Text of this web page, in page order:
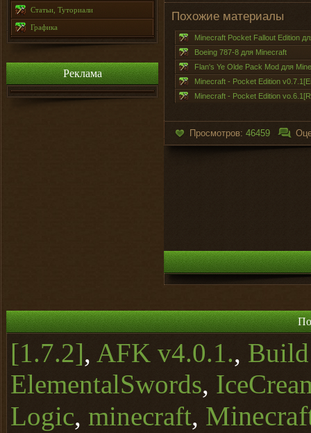
Статьи, Туториали
Графика
Реклама
Похожие материалы
Minecraft Pocket Fallout Edition
Boeing 787-8 для Minecraft
Flan's Ye Olde Pack Mod для
Minecraft - Pocket Edition
Minecraft - Pocket Edition
Просмотров: 46459
[1.7.2], AFK v4.0.1., Build
ElementalSwords,
Logic, minecraft,